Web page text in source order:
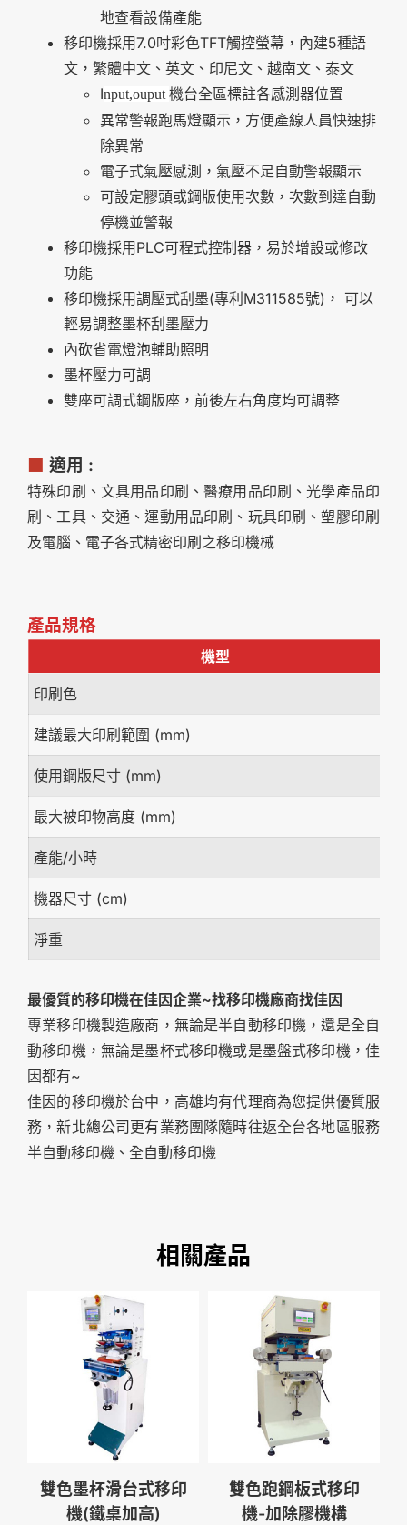
地查看設備產能
移印機採用7.0吋彩色TFT觸控螢幕，內建5種語
文，繁體中文、英文、印尼文、越南文、泰文
Input,ouput 機台全區標註各感測器位置
異常警報跑馬燈顯示，方便產線人員快速排
除異常
電子式氣壓感測，氣壓不足自動警報顯示
可設定膠頭或鋼版使用次數，次數到達自動
停機並警報
移印機採用PLC可程式控制器，易於增設或修改
功能
移印機採用調壓式刮墨(專利M311585號)， 可以
輕易調整墨杯刮墨壓力
內砍省電燈泡輔助照明
墨杯壓力可調
雙座可調式鋼版座，前後左右角度均可調整
■ 適用 :
特殊印刷、文具用品印刷、醫療用品印刷、光學產品印
刷、工具、交通、運動用品印刷、玩具印刷、塑膠印刷
及電腦、電子各式精密印刷之移印機械
產品規格
機型
印刷色
建議最大印刷範圍 (mm)
使用鋼版尺寸 (mm)
最大被印物高度 (mm)
產能/小時
機器尺寸 (cm)
淨重
最優質的移印機在佳因企業~找移印機廠商找佳因
專業移印機製造廠商，無論是半自動移印機，還是全自
動移印機，無論是墨杯式移印機或是墨盤式移印機，佳
因都有~
佳因的移印機於台中，高雄均有代理商為您提供優質服
務，新北總公司更有業務團隊隨時往返全台各地區服務
半自動移印機、全自動移印機
相關產品
雙色墨杯滑台式移印
機(鐵桌加高)
雙色跑鋼板式移印
機-加除膠機構